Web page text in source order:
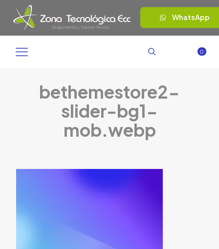
WhatsApp
0
bethemestore2-
slider-bg1-
mob.webp